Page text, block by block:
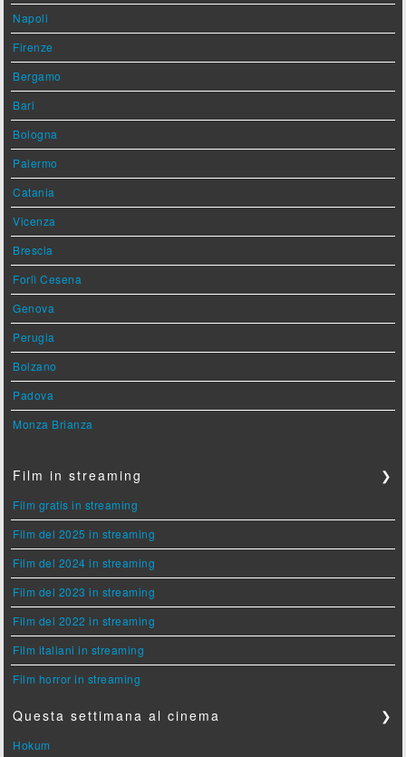
Napoli
Firenze
Bergamo
Bari
Bologna
Palermo
Catania
Vicenza
Brescia
Forlì Cesena
Genova
Perugia
Bolzano
Padova
Monza Brianza
Film in streaming ❯
Film gratis in streaming
Film del 2025 in streaming
Film del 2024 in streaming
Film del 2023 in streaming
Film del 2022 in streaming
Film italiani in streaming
Film horror in streaming
Questa settimana al cinema ❯
Hokum